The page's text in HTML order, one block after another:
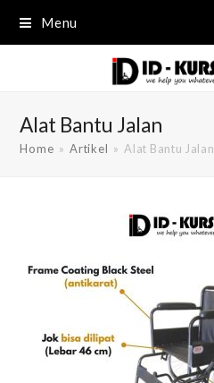
Menu
Alat Bantu Jalan
Home » Artikel » Alat Bantu Jalan